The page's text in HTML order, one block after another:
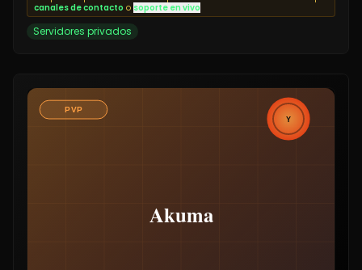
canales de contacto o soporte en vivo
Servidores privados